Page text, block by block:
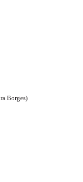
Borges)